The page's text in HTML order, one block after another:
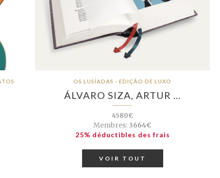
OS LUSÍADAS - EDIÇÃO DE LUXO
ÁLVARO SIZA, ARTUR …
4580€
Membres: 3664€
25% déductibles des frais
VOIR TOUT